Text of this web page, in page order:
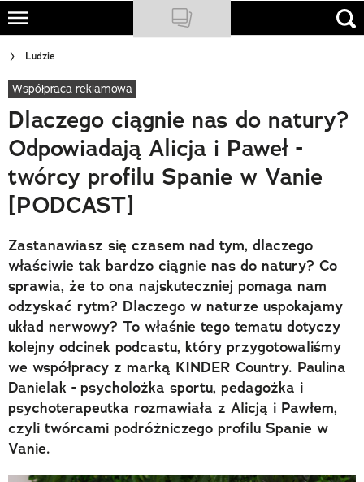
Skip
main
content
NATIONAL GEOGRAPHIC
TRAVELER
PODCASTY
Sklep
Newsletter
Wielki Konkurs Fotograficzny
Trendbook Podróżniczy
Polecane
Ludzie
Współpraca reklamowa
Dlaczego ciągnie nas do natury?
Odpowiadają Alicja i Paweł -
twórcy profilu Spanie w Vanie
[PODCAST]
Zastanawiasz się czasem nad tym, dlaczego
właściwie tak bardzo ciągnie nas do natury? Co
sprawia, że to ona najskuteczniej pomaga nam
odzyskać rytm? Dlaczego w naturze uspokajamy
układ nerwowy? To właśnie tego tematu dotyczy
kolejny odcinek podcastu, który przygotowaliśmy
we współpracy z marką KINDER Country. Paulina
Danielak - psycholożka sportu, pedagożka i
psychoterapeutka rozmawiała z Alicją i Pawłem,
czyli twórcami podróżniczego profilu Spanie w
Vanie.